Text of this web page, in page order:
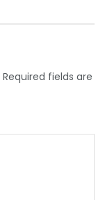
Required fields are